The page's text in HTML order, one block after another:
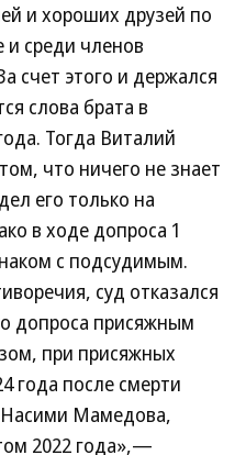
и хороших друзей по
и среди членов
счет этого и держался
слова брата в
Тогда Виталий
что ничего не знает
его только на
в ходе допроса 1
с подсудимым.
суд отказался
допроса присяжным
при присяжных
года после смерти
Насими Мамедова,
2022 года»,—